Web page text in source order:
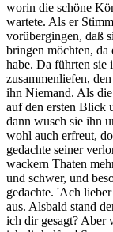
worin die schöne
wartete. Als er
vorübergingen, daß
bringen möchten, da
habe. Da führten
zusammenliefen,
ihn Niemand. Als
auf den ersten Blick
dann wusch sie ihn
wohl auch erfreut,
gedachte seiner
wackern Thaten
und schwer, und
gedachte. 'Ach
aus. Alsbald stand
ich dir gesagt? Aber